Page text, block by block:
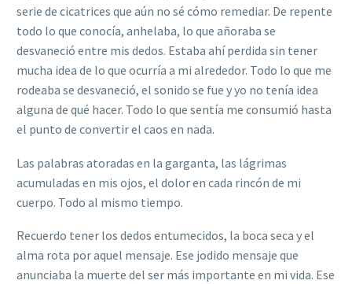
serie de cicatrices que aún no sé cómo remediar. De repente
todo lo que conocía, anhelaba, lo que añoraba se
desvaneció entre mis dedos. Estaba ahí perdida sin tener
mucha idea de lo que ocurría a mi alrededor. Todo lo que me
rodeaba se desvaneció, el sonido se fue y yo no tenía idea
alguna de qué hacer. Todo lo que sentía me consumió hasta
el punto de convertir el caos en nada.
Las palabras atoradas en la garganta, las lágrimas
acumuladas en mis ojos, el dolor en cada rincón de mi
cuerpo. Todo al mismo tiempo.
Recuerdo tener los dedos entumecidos, la boca seca y el
alma rota por aquel mensaje. Ese jodido mensaje que
anunciaba la muerte del ser más importante en mi vida. Ese